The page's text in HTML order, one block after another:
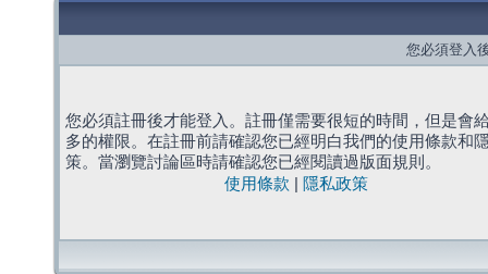
您必須登入
您必須註冊後才能登入。註冊僅需要很短的時間，但是會
多的權限。在註冊前請確認您已經明白我們的使用條款和
策。當瀏覽討論區時請確認您已經閱讀過版面規則。
使用條款
隱私政策